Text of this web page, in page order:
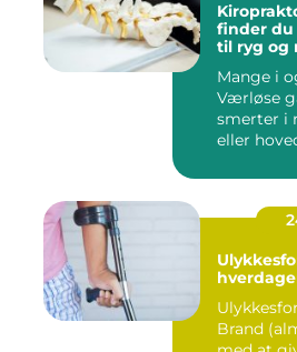
Kiropraktor
finder
til ryg og
Mange i
Værløse
smerter i
eller
Brand